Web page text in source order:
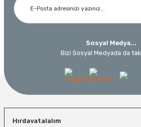
10.320,55 TL
230,40 TL
Sosyal Medya...
Bizi Sosyal Medyada da
Hırdavatalalım